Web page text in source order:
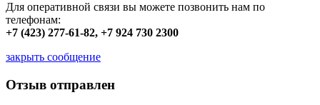
Для оперативной связи вы можете позвонить нам по
телефонам:
+7 (423) 277-61-82, +7 924 730 2300
закрыть сообщение
Отзыв отправлен